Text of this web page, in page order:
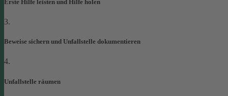
Erste Hilfe leisten und Hilfe holen
3.
Beweise sichern und Unfallstelle dokumentieren
4.
Unfallstelle räumen